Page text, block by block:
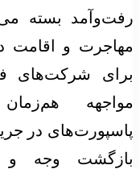
رفت‌وآمد بسته
مهاجرت و اقامت
برای شرکت‌های
مواجهه
پاسپورت‌های در
بازگشت وجه و